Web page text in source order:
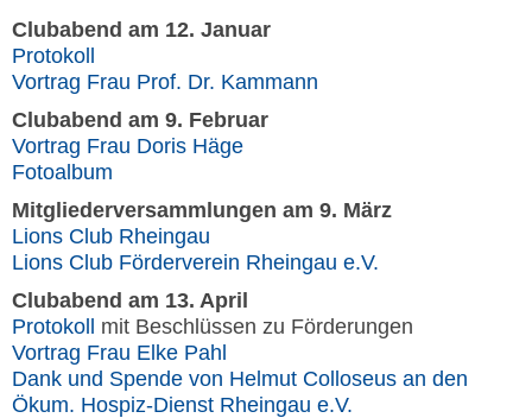
Clubabend am 12. Januar
Protokoll
Vortrag Frau Prof. Dr. Kammann
Clubabend am 9. Februar
Vortrag Frau Doris Häge
Fotoalbum
Mitgliederversammlungen am 9. März
Lions Club Rheingau
Lions Club Förderverein Rheingau e.V.
Clubabend am 13. April
Protokoll
mit Beschlüssen zu Förderungen
Vortrag Frau Elke Pahl
Dank und Spende von Helmut Colloseus an den
Ökum. Hospiz-Dienst Rheingau e.V.